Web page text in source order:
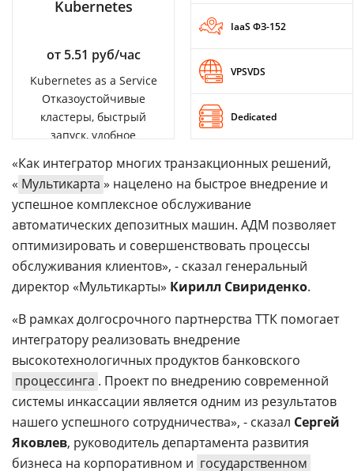
Kubernetes
от 5.51 руб/час
Kubernetes as a Service
Отказоустойчивые
кластеры, быстрый
запуск, удобное
IaaS ФЗ-152
VPSVDS
Dedicated
«Как интегратор многих транзакционных решений,
« Мультикарта » нацелено на быстрое внедрение и
успешное комплексное обслуживание
автоматических депозитных машин. АДМ позволяет
оптимизировать и совершенствовать процессы
обслуживания клиентов», - сказал генеральный
директор «Мультикарты» Кирилл Свириденко.
«В рамках долгосрочного партнерства ТТК помогает
интегратору реализовать внедрение
высокотехнологичных продуктов банковского
процессинга . Проект по внедрению современной
системы инкассации является одним из результатов
нашего успешного сотрудничества», - сказал Сергей
Яковлев, руководитель департамента развития
бизнеса на корпоративном и государственном